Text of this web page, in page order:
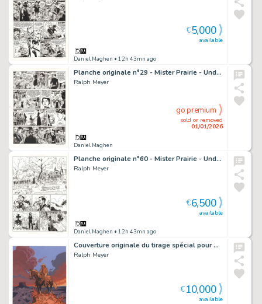
Daniel Maghen • 12h 43mn ago
available
€5,000
Planche originale n°29 - Mister Prairie - Undertaker
Ralph Meyer
Daniel Maghen
sold or removed
01/01/2026
go premium
Planche originale n°60 - Mister Prairie - Undertaker
Ralph Meyer
Daniel Maghen • 12h 43mn ago
available
€6,500
Couverture originale du tirage spécial pour Bulle au Mans - Go West Young Man
Ralph Meyer
available
€10,000